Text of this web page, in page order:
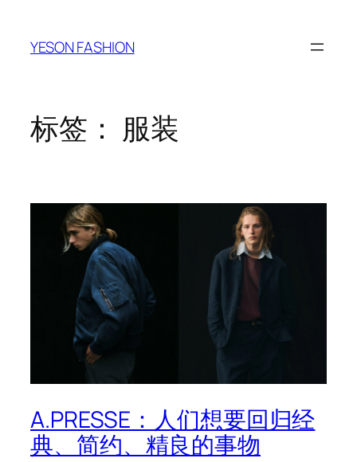
YESON FASHION
标签： 服装
A.PRESSE：人们想要回归经
典、简约、精良的事物